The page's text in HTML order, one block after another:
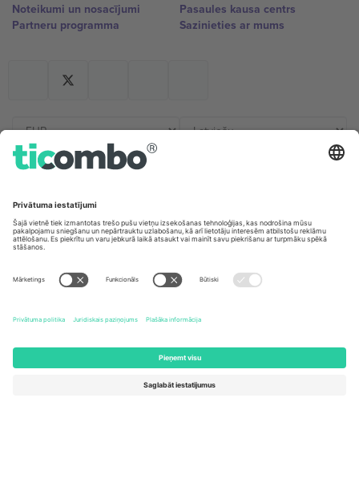
Noteikumi un nosacījumi
Partneru programma
Pasaules kausa centrs
Sazinieties ar mums
Germany
Unter den Linden 24, 10117
United Kingdom
167 City Road, London, Greater
Kingdom
United States
Newark, Delaware 19713, United
States
Switzerland
Engelberg, Switzerland